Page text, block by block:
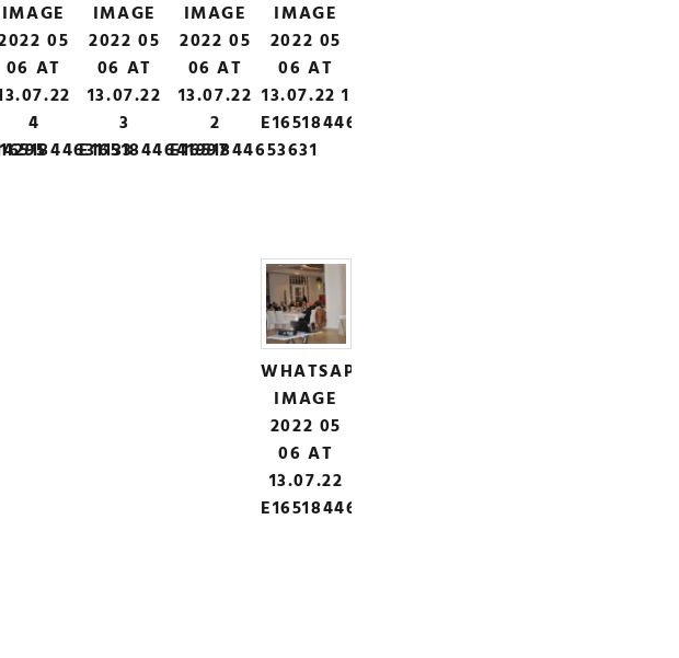
IMAGE
05
06 AT
4
IMAGE
2022 05
06 AT
13.07.22
3
E1651844641997
IMAGE
2022 05
06 AT
13.07.22
2
E1651844653631
IMAGE
2022 05
06 AT
13.07.22 1
E1651844665695
WHATSAPP
IMAGE
2022 05
06 AT
13.07.22
E1651844676120